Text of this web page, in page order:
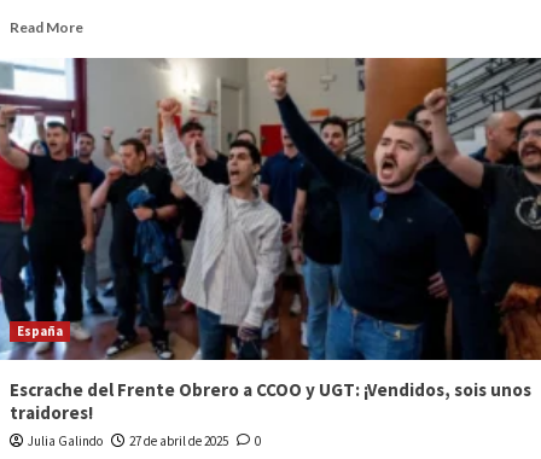
Read More
España
Escrache del Frente Obrero a CCOO y UGT: ¡Vendidos, sois unos
traidores!
Julia Galindo 27 de abril de 2025 0